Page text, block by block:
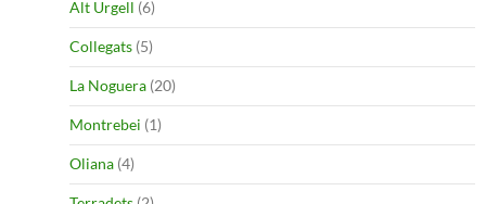
Alt Urgell (6)
Collegats (5)
La Noguera (20)
Montrebei (1)
Oliana (4)